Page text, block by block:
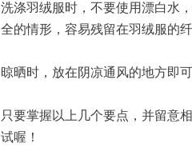
洗涤羽绒服时，不要使用漂白水
全的情形，容易残留在羽绒服的纤
晾晒时，放在阴凉通风的地方即
只要掌握以上几个要点，并留意
试喔！